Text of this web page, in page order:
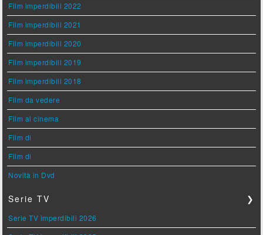
Film imperdibili 2022
Film imperdibili 2021
Film imperdibili 2020
Film imperdibili 2019
Film imperdibili 2018
Film da vedere
Film al cinema
Film di
Film di
Novità in Dvd
Serie TV ❯
Serie TV imperdibili 2026